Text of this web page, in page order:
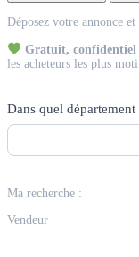
Vendeur
Déposez votre annonce
Gratuit, confidentiel
les acheteurs les plus
Dans quel
Ma recherche :
Vendeur